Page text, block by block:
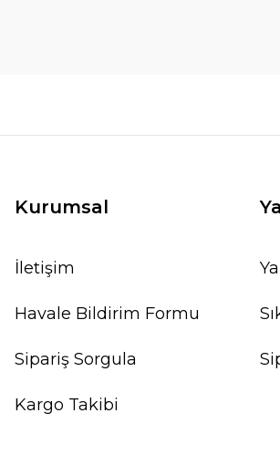
Kurumsal
İletişim
Havale Bildirim Formu
Sipariş Sorgula
Kargo Takibi